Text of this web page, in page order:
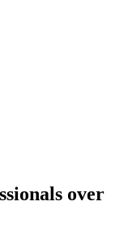
over